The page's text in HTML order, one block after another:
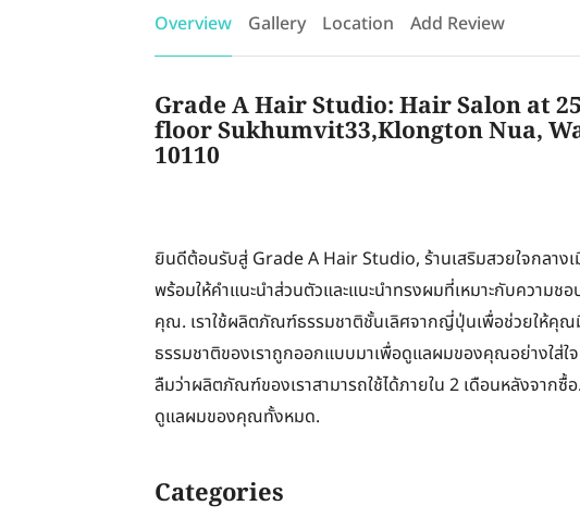
Overview Gallery Location Add Review
Grade A Hair Studio: Hair Salon at
floor Sukhumvit33,Klongton Nua,
10110
ยินดีต้อนรับสู่ Grade A Hair Studio, ร้านเสริมสวยใจกลา
พร้อมให้คำแนะนำส่วนตัวและแนะนำทรงผมที่เหมาะกับความ
คุณ. เราใช้ผลิตภัณฑ์ธรรมชาติชั้นเลิศจากญี่ปุ่นเพื่อช่วยให้คุ
ธรรมชาติของเราถูกออกแบบมาเพื่อดูแลผมของคุณอย่างใส่ใ
ลืมว่าผลิตภัณฑ์ของเราสามารถใช้ได้ภายใน 2 เดือนหลังจาก
ดูแลผมของคุณทั้งหมด.
Categories